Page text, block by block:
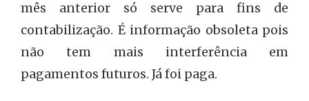
mês anterior só serve para fins de
contabilização. É informação obsoleta pois
não tem mais interferência em
pagamentos futuros. Já foi paga.